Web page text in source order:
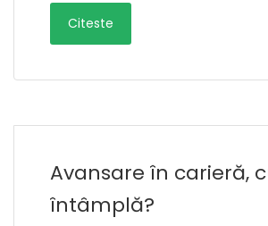
Citeste
Avansare în carieră,
întâmplă?